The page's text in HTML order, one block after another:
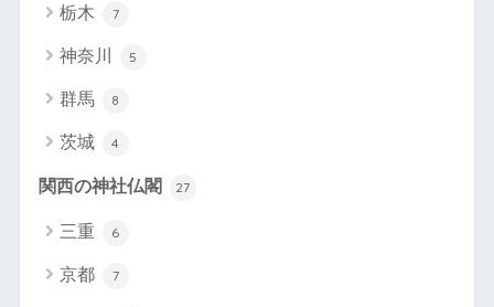
栃木 7
神奈川 5
群馬 8
茨城 4
関西の神社仏閣 27
三重 6
京都 7